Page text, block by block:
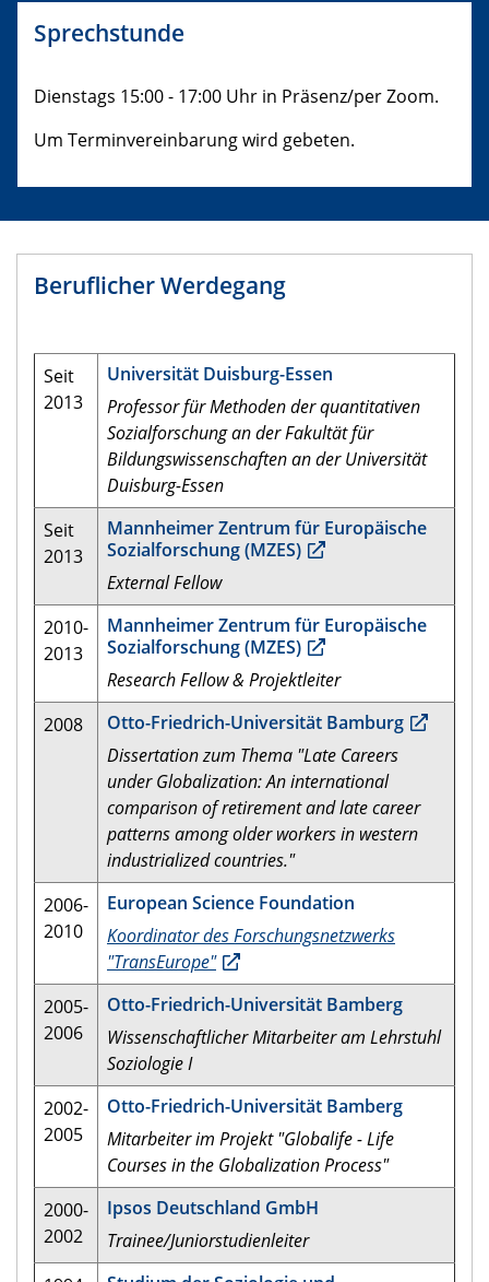
Sprechstunde
Dienstags 15:00 - 17:00 Uhr in Präsenz/per Zoom.
Um Terminvereinbarung wird gebeten.
Beruflicher Werdegang
Seit
2013
Universität Duisburg-Essen
Professor für Methoden der quantitativen
Sozialforschung an der Fakultät für
Bildungswissenschaften an der Universität
Duisburg-Essen
Seit
2013
Mannheimer Zentrum für Europäische
Sozialforschung (MZES)
External Fellow
2010-
2013
Mannheimer Zentrum für Europäische
Sozialforschung (MZES)
Research Fellow & Projektleiter
2008
Otto-Friedrich-Universität Bamburg
Dissertation zum Thema "Late Careers
under Globalization: An international
comparison of retirement and late career
patterns among older workers in western
industrialized countries."
2006-
2010
European Science Foundation
Koordinator des Forschungsnetzwerks
"TransEurope"
2005-
2006
Otto-Friedrich-Universität Bamberg
Wissenschaftlicher Mitarbeiter am Lehrstuhl
Soziologie I
2002-
2005
Otto-Friedrich-Universität Bamberg
Mitarbeiter im Projekt "Globalife - Life
Courses in the Globalization Process"
2000-
2002
Ipsos Deutschland GmbH
Trainee/Juniorstudienleiter